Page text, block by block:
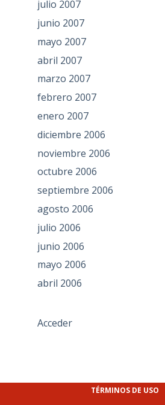
julio 2007
junio 2007
mayo 2007
abril 2007
marzo 2007
febrero 2007
enero 2007
diciembre 2006
noviembre 2006
octubre 2006
septiembre 2006
agosto 2006
julio 2006
junio 2006
mayo 2006
abril 2006
Acceder
TÉRMINOS DE USO